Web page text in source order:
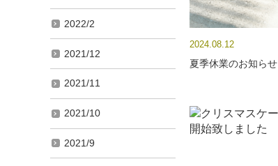
2024.08.12
夏季休業のお知らせ
2022/2
2021/12
2021/11
2021/10
2021/9